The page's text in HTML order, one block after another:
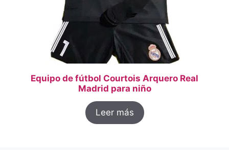
Equipo de fútbol Courtois Arquero Real
Madrid para niño
Leer más